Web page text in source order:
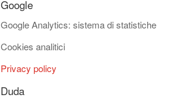
Google
Google Analytics: sistema di statistiche
Cookies analitici
Privacy policy
Duda